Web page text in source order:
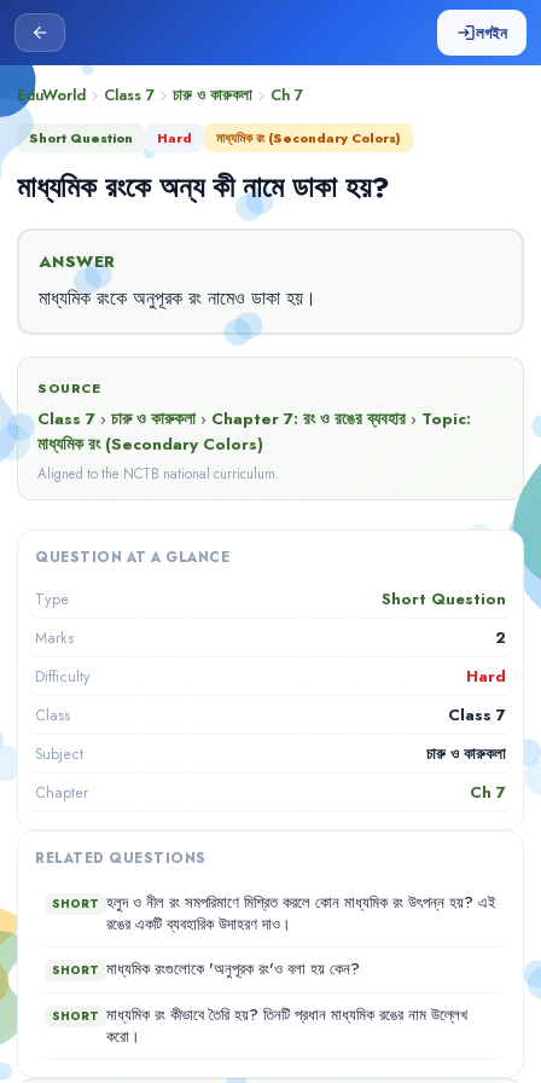
arrow_back loginলগইন
EduWorld chevron_right Class 7 chevron_right চারু ও কারুকলা chevron_right Ch 7
Short Question Hard মাধ্যমিক রং (Secondary Colors)
মাধ্যমিক রংকে অন্য কী নামে ডাকা হয়?
ANSWER
মাধ্যমিক রংকে অনুপূরক রং নামেও ডাকা হয়।
SOURCE
Class 7 › চারু ও কারুকলা › Chapter 7: রং ও রঙের ব্যবহার › Topic:
মাধ্যমিক রং (Secondary Colors)
Aligned to the NCTB national curriculum.
QUESTION AT A GLANCE
Type Short Question
Marks 2
Difficulty Hard
Class Class 7
Subject চারু ও কারুকলা
Chapter Ch 7
RELATED QUESTIONS
SHORT হলুদ ও নীল রং সমপরিমাণে মিশ্রিত করলে কোন মাধ্যমিক রং উৎপন্ন হয়? এই
রঙের একটি ব্যবহারিক উদাহরণ দাও ।
SHORT মাধ্যমিক রংগুলোকে 'অনুপূরক রং'ও বলা হয় কেন?
SHORT মাধ্যমিক রং কীভাবে তৈরি হয়? তিনটি প্রধান মাধ্যমিক রঙের নাম উল্লেখ
করো ।